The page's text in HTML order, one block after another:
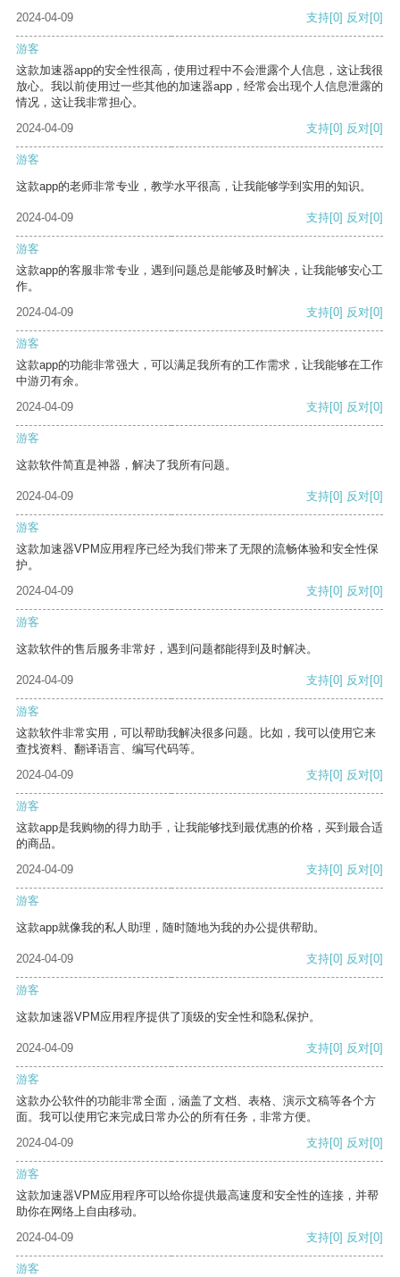
2024-04-09
支持[0] 反对[0]
游客
这款加速器app的安全性很高，使用过程中不会泄露个人信息，这让我很
放心。我以前使用过一些其他的加速器app，经常会出现个人信息泄露的
情况，这让我非常担心。
2024-04-09
支持[0] 反对[0]
游客
这款app的老师非常专业，教学水平很高，让我能够学到实用的知识。
2024-04-09 支持[0] 反对[0]
游客
这款app的客服非常专业，遇到问题总是能够及时解决，让我能够安心工
作。
2024-04-09
支持[0] 反对[0]
游客
这款app的功能非常强大，可以满足我所有的工作需求，让我能够在工作
中游刃有余。
2024-04-09
支持[0] 反对[0]
游客
这款软件简直是神器，解决了我所有问题。
2024-04-09 支持[0] 反对[0]
游客
这款加速器VPM应用程序已经为我们带来了无限的流畅体验和安全性保
护。
2024-04-09
支持[0] 反对[0]
游客
这款软件的售后服务非常好，遇到问题都能得到及时解决。
2024-04-09 支持[0] 反对[0]
游客
这款软件非常实用，可以帮助我解决很多问题。比如，我可以使用它来
查找资料、翻译语言、编写代码等。
2024-04-09
支持[0] 反对[0]
游客
这款app是我购物的得力助手，让我能够找到最优惠的价格，买到最合适
的商品。
2024-04-09
支持[0] 反对[0]
游客
这款app就像我的私人助理，随时随地为我的办公提供帮助。
2024-04-09 支持[0] 反对[0]
游客
这款加速器VPM应用程序提供了顶级的安全性和隐私保护。
2024-04-09 支持[0] 反对[0]
游客
这款办公软件的功能非常全面，涵盖了文档、表格、演示文稿等各个方
面。我可以使用它来完成日常办公的所有任务，非常方便。
2024-04-09
支持[0] 反对[0]
游客
这款加速器VPM应用程序可以给你提供最高速度和安全性的连接，并帮
助你在网络上自由移动。
2024-04-09
支持[0] 反对[0]
游客